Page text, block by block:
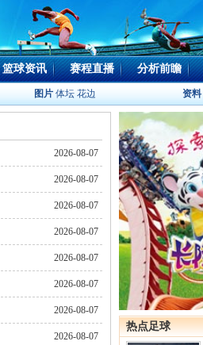
篮球资讯 赛程直播 分析前瞻
图片 体坛 花边 资料
2026-08-07
2026-08-07
2026-08-07
2026-08-07
2026-08-07
2026-08-07
2026-08-07
2026-08-07
热点足球